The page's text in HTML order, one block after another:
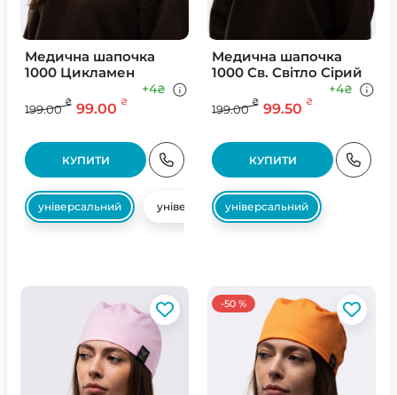
Медична шапочка
1000 Цикламен
199.00
₴ 99.00 ₴
+4₴
КУПИТИ
універсальний універсальний
Медична шапочка
1000 Св. Свiтло Сiрий
199.00
₴ 99.50 ₴
+4₴
КУПИТИ
універсальний
-50 %